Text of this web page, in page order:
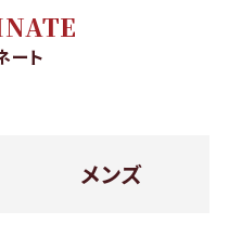
ート
メンズ